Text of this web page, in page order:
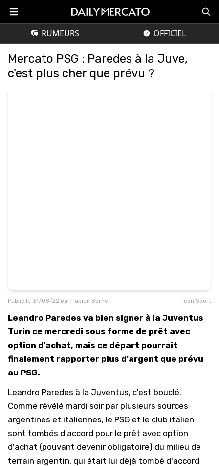
RUMEURS OFFICIEL
Mercato PSG : Paredes à la Juve,
c'est plus cher que prévu ?
Publié le 31/08/22 par Fabien Borne Icon Sport
Leandro Paredes va bien signer à la Juventus
Turin ce mercredi sous forme de prêt avec
option d'achat, mais ce départ pourrait
finalement rapporter plus d'argent que prévu
au PSG.
Leandro Paredes à la Juventus, c'est bouclé.
Comme révélé mardi soir par plusieurs sources
argentines et italiennes, le PSG et le club italien
sont tombés d'accord pour le prêt avec option
d'achat (pouvant devenir obligatoire) du milieu de
terrain argentin, qui était lui déjà tombé d'accord